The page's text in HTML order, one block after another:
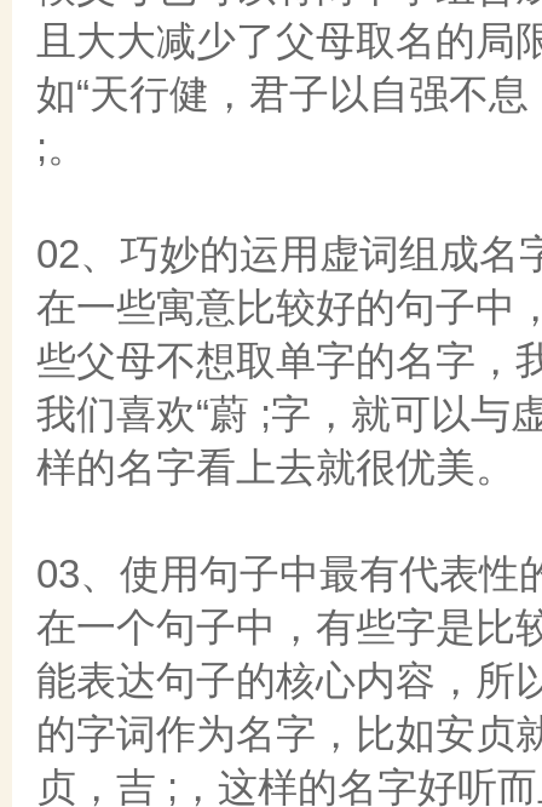
且大大减少了父母取名的局
如“天行健，君子以自强不
;。
02、巧妙的运用虚词组成名
在一些寓意比较好的句子中
些父母不想取单字的名字，
我们喜欢“蔚 ;字，就可以与
样的名字看上去就很优美。
03、使用句子中最有代表性
在一个句子中，有些字是比
能表达句子的核心内容，所
的字词作为名字，比如安贞
贞，吉 ;，这样的名字好听